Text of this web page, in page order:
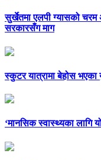
सुर्खेतमा एलपी ग्यासको चरम
सरकारसँग माग
स्कुटर यात्रामा बेहोस
‘मानसिक स्वास्थ्यका लागि